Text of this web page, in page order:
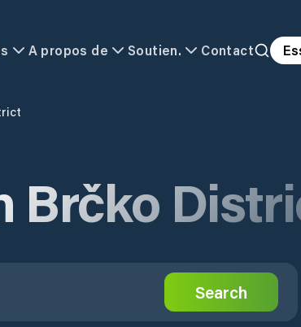
A propos de Soutien. Contact
Brčko
Search